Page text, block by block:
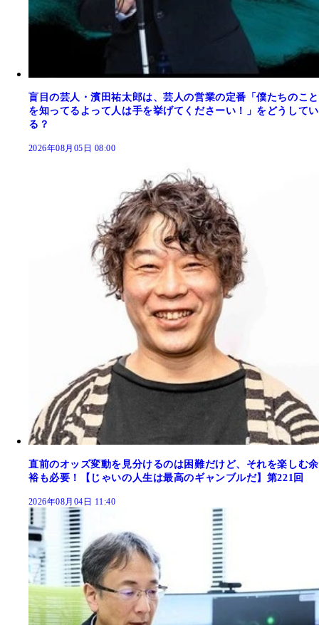
盲目の芸人・濱田祐太郎は、芸人の営業の定番「僕たちのこと
を知ってるよって人は手を挙げてくださーい！」をどうしてい
る？
2026年08月05日 08:00
直前のオッズ変動を見分けるのは困難だけど、それを楽しむ余
裕も必要！【じゃいの人生は最高のギャンブルだ】第221回
2026年08月04日 11:40